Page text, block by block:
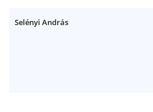
Selényi András